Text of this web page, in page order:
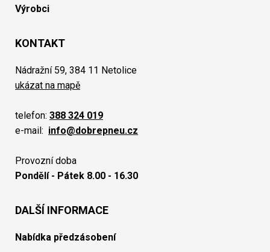
Výrobci
KONTAKT
Nádražní 59, 384 11 Netolice
ukázat na mapě
telefon: 388 324 019
e-mail: info@dobrepneu.cz
Provozní doba
Pondělí - Pátek 8.00 - 16.30
DALŠÍ INFORMACE
Nabídka předzásobení